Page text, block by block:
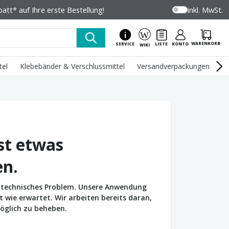
auf Ihre erste Bestellung! inkl. MwSt.
SERVICE WIKI LISTE KONTO WARENKORB
Klebebänder & Verschlussmittel Versandverpackungen
etwas
Problem. Unsere Anwendung
erwartet. Wir arbeiten bereits daran,
zu beheben.